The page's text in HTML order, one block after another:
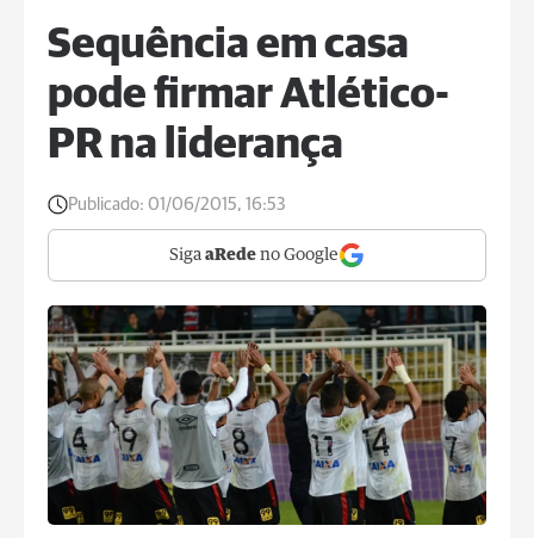
Sequência em casa
pode firmar Atlético-
PR na liderança
Publicado: 01/06/2015, 16:53
Siga aRede no Google